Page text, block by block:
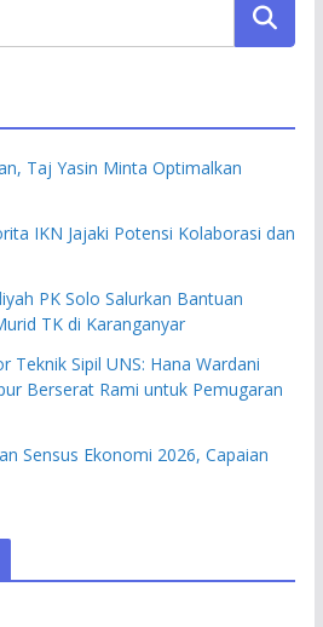
Taj Yasin Minta Optimalkan
IKN Jajaki Potensi Kolaborasi dan
PK Solo Salurkan Bantuan
TK di Karanganyar
Teknik Sipil UNS: Hana Wardani
Berserat Rami untuk Pemugaran
Sensus Ekonomi 2026, Capaian